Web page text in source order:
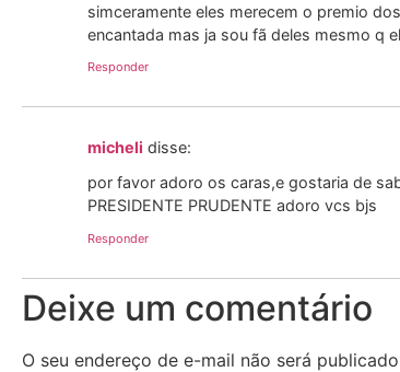
simceramente eles merecem o premio
encantada mas ja sou fã deles mesmo q
Responder
micheli disse:
por favor adoro os caras,e gostaria de
PRESIDENTE PRUDENTE adoro vcs bjs
Responder
Deixe um comentário
O seu endereço de e-mail não será